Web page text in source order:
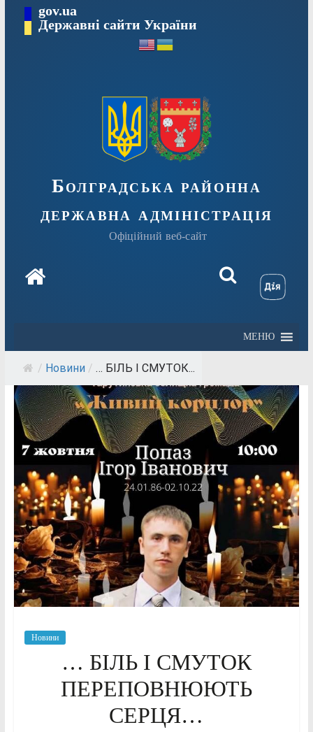
Перейтиgov.ua
Державні сайти України
Болградська районна
державна адміністрація
Офіційний веб-сайт
МЕНЮ
/ Новини / … БІЛЬ І СМУТОК...
Новини
… БІЛЬ І СМУТОК
ПЕРЕПОВНЮЮТЬ
СЕРЦЯ…